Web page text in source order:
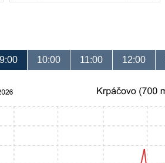
10:00 11:00 12:00